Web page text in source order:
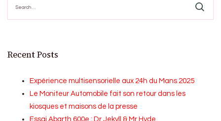
for:
Recent Posts
Expérience multisensorielle aux 24h du Mans 2025
Le Moniteur Automobile fait son retour dans les
kiosques et maisons de la presse
Essai Abarth 600e : Dr Jekyll & Mr Hyde